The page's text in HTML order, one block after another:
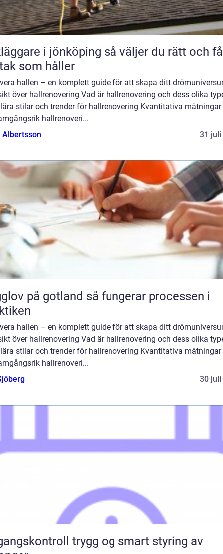
i jönköping så väljer du rätt och får
som håller
hallen – en komplett guide för att skapa ditt
över hallrenovering Vad är hallrenovering och dess olika
stilar och trender för hallrenovering Kvantitativa
hallrenoveri...
Albertsson
31 juli
gotland så fungerar processen i
hallen – en komplett guide för att skapa ditt
över hallrenovering Vad är hallrenovering och dess olika
stilar och trender för hallrenovering Kvantitativa
hallrenoveri...
30 juli
trygg og smart styring av